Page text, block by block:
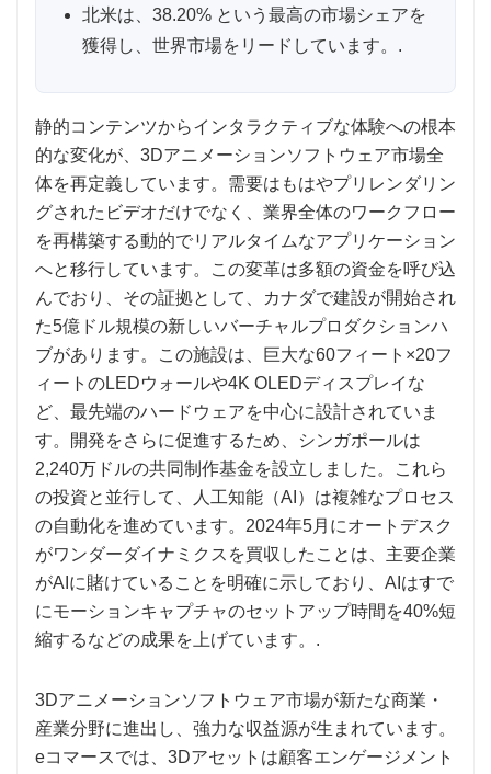
北米は、38.20% という最高の市場シェアを
獲得し、世界市場をリードしています。.
静的コンテンツからインタラクティブな体験への根本
的な変化が、3Dアニメーションソフトウェア市場全
体を再定義しています。需要はもはやプリレンダリン
グされたビデオだけでなく、業界全体のワークフロー
を再構築する動的でリアルタイムなアプリケーション
へと移行しています。この変革は多額の資金を呼び込
んでおり、その証拠として、カナダで建設が開始され
た5億ドル規模の新しいバーチャルプロダクションハ
ブがあります。この施設は、巨大な60フィート×20フ
ィートのLEDウォールや4K OLEDディスプレイな
ど、最先端のハードウェアを中心に設計されていま
す。開発をさらに促進するため、シンガポールは
2,240万ドルの共同制作基金を設立しました。これら
の投資と並行して、人工知能（AI）は複雑なプロセス
の自動化を進めています。2024年5月にオートデスク
がワンダーダイナミクスを買収したことは、主要企業
がAIに賭けていることを明確に示しており、AIはすで
にモーションキャプチャのセットアップ時間を40%短
縮するなどの成果を上げています。.
3Dアニメーションソフトウェア市場が新たな商業・
産業分野に進出し、強力な収益源が生まれています。
eコマースでは、3Dアセットは顧客エンゲージメント